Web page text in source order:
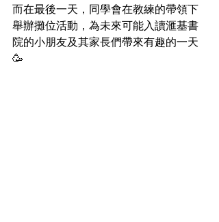
而在最後一天，同學會在教練的帶領下
舉辦攤位活動，為未來可能入讀滙基書
院的小朋友及其家長們帶來有趣的一天
🥳